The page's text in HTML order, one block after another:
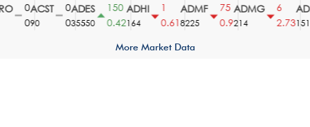
ACST
90
ADES
35550
150
0.42
ADHI
164
0.61
ADMF
8225
75
0.9
ADMG
214
2.731510
More Market Data